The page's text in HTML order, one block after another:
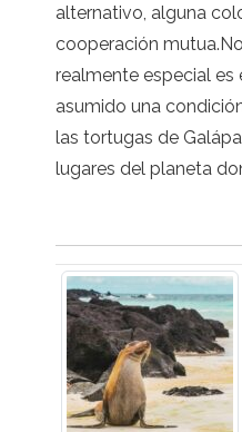
alternativo, alguna
cooperación
realmente especial es
asumido una
las tortugas de
lugares del planeta